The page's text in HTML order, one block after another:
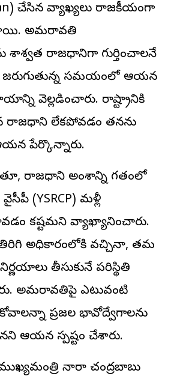
చేసిన వ్యాఖ్యలు రాజకీయంగా
అమరావతి
శాశ్వత రాజధానిగా గుర్తించాలనే
జరుగుతున్న సమయంలో ఆయన
వెల్లడించారు. రాష్ట్రానికి
రాజధాని లేకపోవడం తనను
పేర్కొన్నారు.
రాజధాని అంశాన్ని గతంలో
వైసీపీ (YSRCP) మళ్లీ
కష్టమని వ్యాఖ్యానించారు.
తిరిగి అధికారంలోకి వచ్చినా, తమ
తీసుకునే పరిస్థితి
అమరావతిపై ఎటువంటి
ప్రజల భావోద్వేగాలను
ఆయన స్పష్టం చేశారు.
నారా చంద్రబాబు